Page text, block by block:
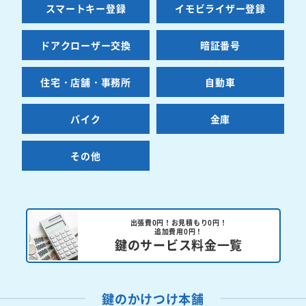
スマートキー登録 イモビライザー登録
ドアクローザー交換 暗証番号
住宅・店舗・事務所 自動車
バイク 金庫
その他
出張費0円！お見積もり0円！
追加費用0円！
鍵のサービス料金一覧
鍵のかけつけ本舗